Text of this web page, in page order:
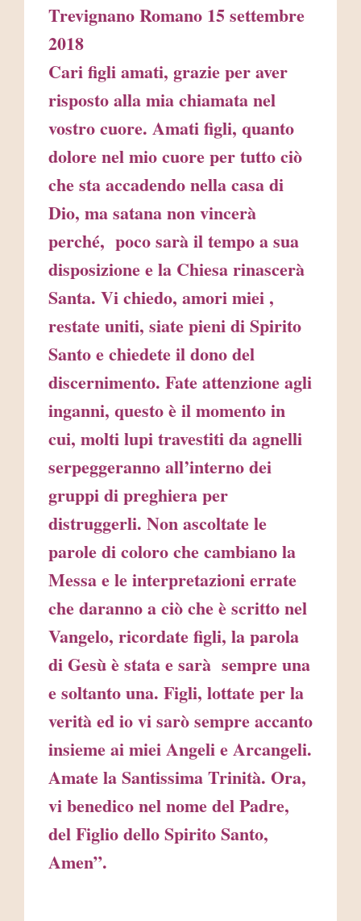
Trevignano Romano 15 settembre
2018
Cari figli amati, grazie per aver
risposto alla mia chiamata nel
vostro cuore. Amati figli, quanto
dolore nel mio cuore per tutto ciò
che sta accadendo nella casa di
Dio, ma satana non vincerà
perché, poco sarà il tempo a sua
disposizione e la Chiesa rinascerà
Santa. Vi chiedo, amori miei ,
restate uniti, siate pieni di Spirito
Santo e chiedete il dono del
discernimento. Fate attenzione agli
inganni, questo è il momento in
cui, molti lupi travestiti da agnelli
serpeggeranno all’interno dei
gruppi di preghiera per
distruggerli. Non ascoltate le
parole di coloro che cambiano la
Messa e le interpretazioni errate
che daranno a ciò che è scritto nel
Vangelo, ricordate figli, la parola
di Gesù è stata e sarà sempre una
e soltanto una. Figli, lottate per la
verità ed io vi sarò sempre accanto
insieme ai miei Angeli e Arcangeli.
Amate la Santissima Trinità. Ora,
vi benedico nel nome del Padre,
del Figlio dello Spirito Santo,
Amen”.